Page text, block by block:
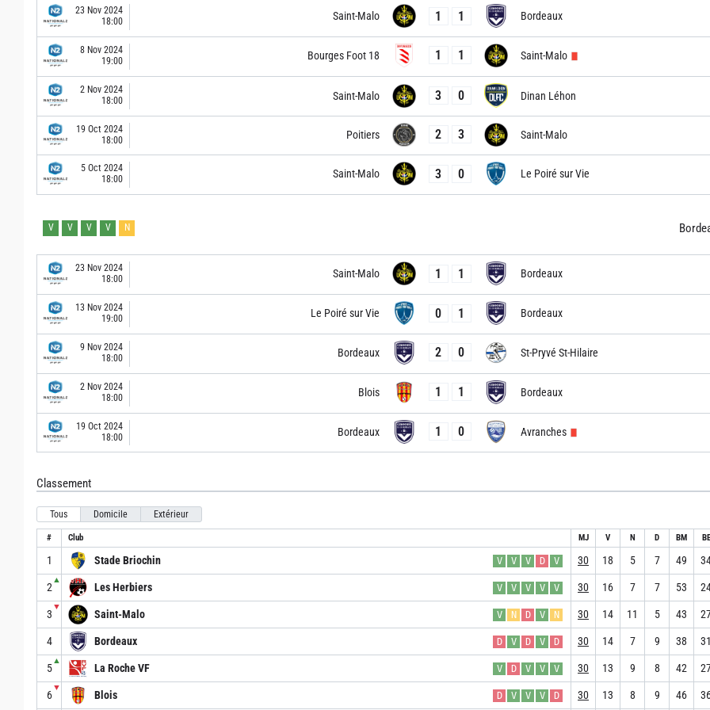
23 Nov 2024
18:00
Saint-Malo 1 1 Bordeaux
8 Nov 2024
19:00
Bourges Foot 18 1 1 Saint-Malo
2 Nov 2024
18:00
Saint-Malo 3 0 Dinan Léhon
19 Oct 2024
18:00
Poitiers 2 3 Saint-Malo
5 Oct 2024
18:00
Saint-Malo 3 0 Le Poiré sur Vie
V V V V N
23 Nov 2024
18:00
Saint-Malo 1 1 Bordeaux
13 Nov 2024
19:00
Le Poiré sur Vie 0 1 Bordeaux
9 Nov 2024
18:00
Bordeaux 2 0 St-Pryvé St-Hilaire
2 Nov 2024
18:00
Blois 1 1 Bordeaux
19 Oct 2024
18:00
Bordeaux 1 0 Avranches
Classement
Tous Domicile Extérieur
# Club MJ V N D BM BE
1 Stade Briochin V V V D V 30 18 5 7 49
2
▲
Les Herbiers V V V V V 30 16 7 7 53
3
▼
Saint-Malo V N D V N 30 14 11 5 43
4 Bordeaux D V D V D 30 14 7 9 38
5
▲
La Roche VF V D V V V 30 13 9 8 42
6
▼
Blois D V V V D 30 13 8 9 46